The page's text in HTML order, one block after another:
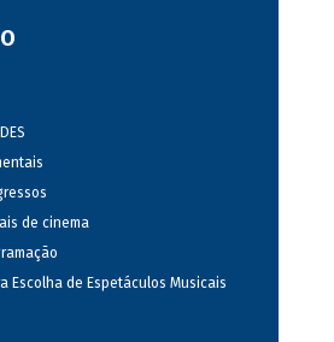
de cinema
Escolha de Espetáculos Musicais